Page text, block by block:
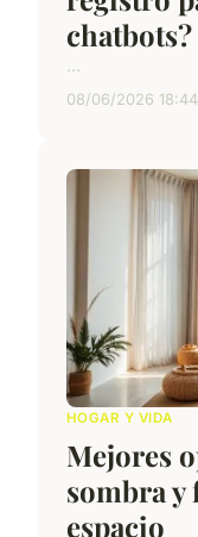
chatbots?
...
08/06/2026 18:44
HOGAR Y VIDA
Mejores
sombra y
espacio